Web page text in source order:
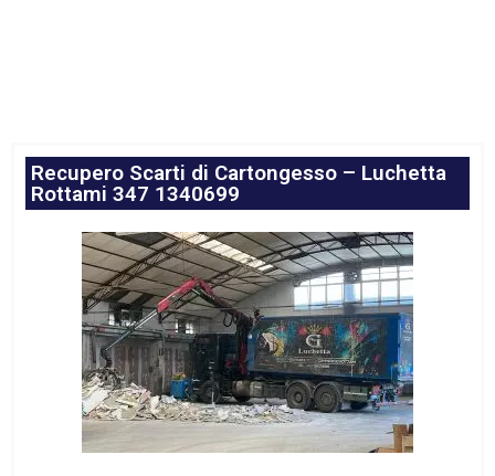
Recupero Scarti di Cartongesso – Luchetta
Rottami 347 1340699